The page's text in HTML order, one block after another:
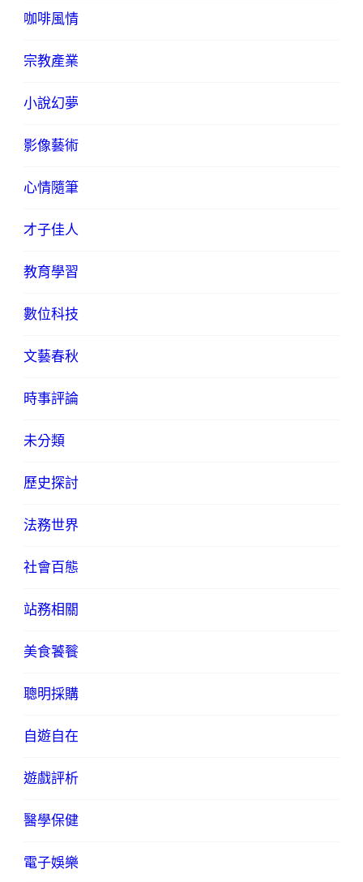
咖啡風情
宗教產業
小說幻夢
影像藝術
心情隨筆
才子佳人
教育學習
數位科技
文藝春秋
時事評論
未分類
歷史探討
法務世界
社會百態
站務相關
美食饕餮
聰明採購
自遊自在
遊戲評析
醫學保健
電子娛樂